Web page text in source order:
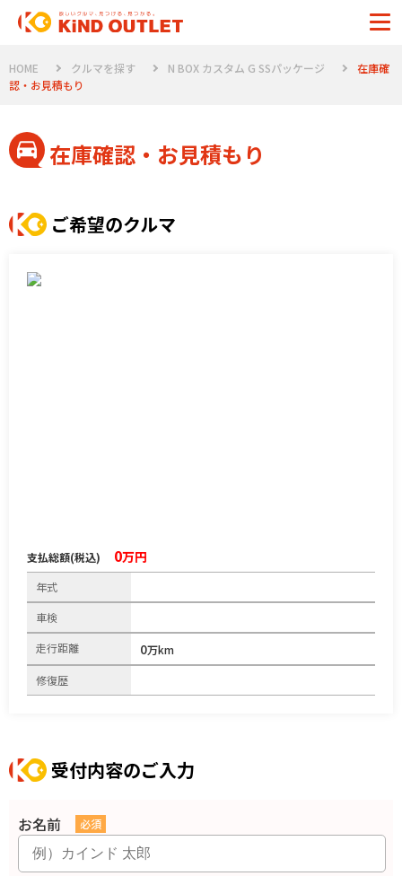
HOME クルマを探す N BOX カスタム G SSパッケージ
在庫確
認・お見積もり
在庫確認・お見積もり
ご希望のクルマ
支払総額(税込) 0万円
年式
車検
走行距離
0万km
修復歴
受付内容のご入力
お名前